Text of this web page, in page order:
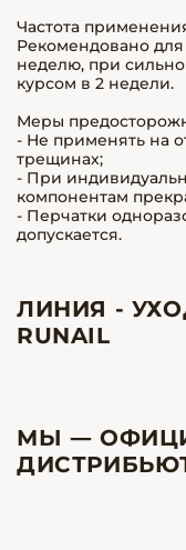
Частота
Рекомендовано
неделю, при
курсом в 2 недели.
Меры
- Не применять на
трещинах;
- При
компонентам
- Перчатки
допускается.
ЛИНИЯ -
RUNAIL
МЫ —